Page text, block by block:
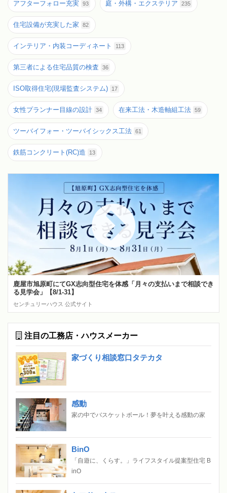
アフターフォロー充実 93 庭・外構・エクステリア 235
住宅設備が充実した家 82
インテリア・内装コーディネート 113
第三者による住宅品質の検査 36
ISO取得住宅(現場監査システム) 17
女性プランナー目線の設計 34 在来工法・木造軸組工法 59
ツーバイフォー・ツーバイシックス工法 61
鉄筋コンクリート(RC)造 13
鹿屋市旭原町にてGX志向型住宅を体感「月々の支払いまで相談でき
る見学会」【8/1-31】
センチュリーハウス 公式サイト
注目の工務店・ハウスメーカー
家づくり相談窓口タテカタ
感動
家の中でバスケットボール！夢を叶える感動の家
BinO
「自遊に、くらす。」ライフスタイル提案型住宅 B
inO